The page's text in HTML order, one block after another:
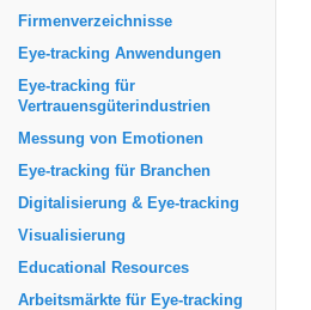
Firmenverzeichnisse
Eye-tracking Anwendungen
Eye-tracking für
Vertrauensgüterindustrien
Messung von Emotionen
Eye-tracking für Branchen
Digitalisierung & Eye-tracking
Visualisierung
Educational Resources
Arbeitsmärkte für Eye-tracking